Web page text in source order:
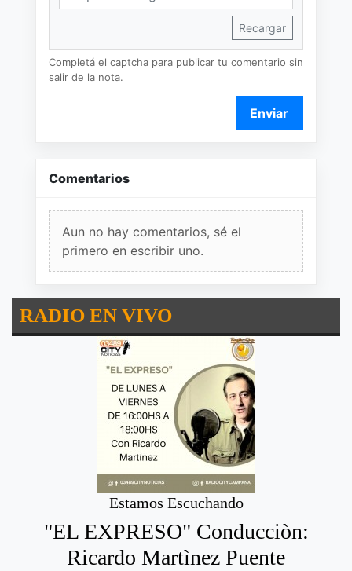
Recargar
Completá el captcha para publicar tu comentario sin
salir de la nota.
Enviar
Comentarios
Aun no hay comentarios, sé el
primero en escribir uno.
RADIO EN VIVO
Estamos Escuchando
"EL EXPRESO" Conducciòn:
Ricardo Martìnez Puente